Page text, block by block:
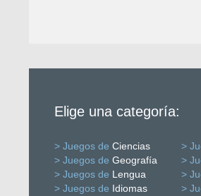
Elige una categoría:
> Juegos de Ciencias >
> Juegos de Geografía >
> Juegos de Lengua >
> Juegos de Idiomas >